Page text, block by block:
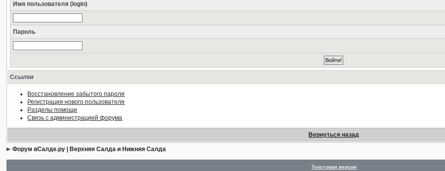
Имя пользователя (login)
Пароль
Ссылки
Восстановление забытого пароля
Регистрация нового пользователя
Разделы помощи
Связь с администрацией форума
Вернуться назад
Форум вСалде.ру | Верхняя Салда и Нижняя Салда
Текстовая версия